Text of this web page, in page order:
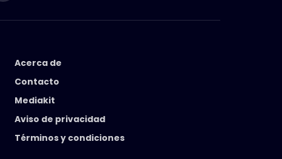
Acerca de
Contacto
Mediakit
Aviso de privacidad
Términos y condiciones